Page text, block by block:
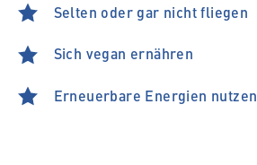
Selten oder gar nicht fliegen
Sich vegan ernähren
Erneuerbare Energien nutzen